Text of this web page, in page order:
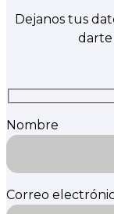
Dejanos tus
darte
Nombre
Correo